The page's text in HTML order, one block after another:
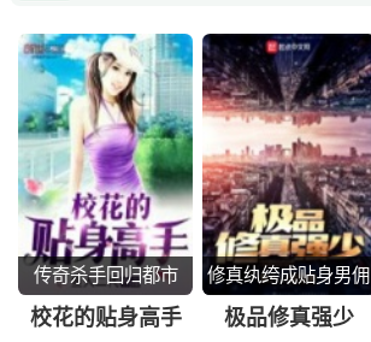
传奇杀手回归都市
校花的贴身高手
修真纨绔成贴身男佣
极品修真强少